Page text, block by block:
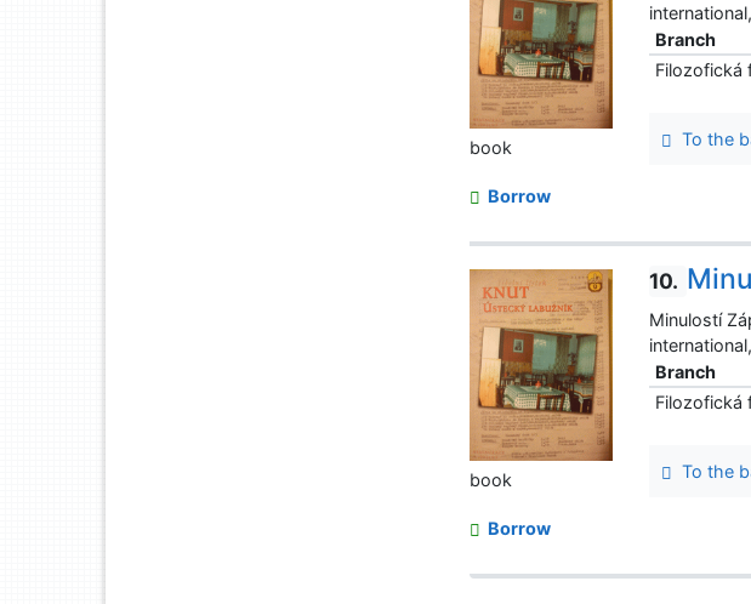
Branch
Filozofická
To the
book
Borrow
10.
Minulostí
Branch
Filozofická
To the
book
Borrow